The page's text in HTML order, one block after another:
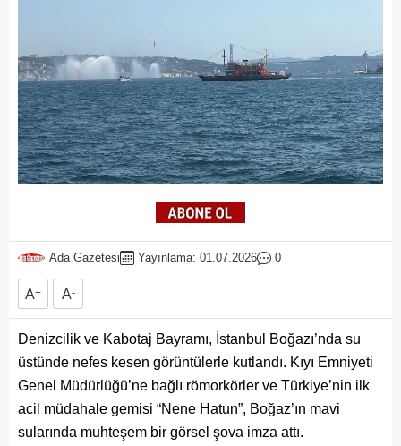
Ada Gazetesi Yayınlama: 01.07.2026 0
A+ A-
Denizcilik ve Kabotaj Bayramı, İstanbul Boğazı’nda su
üstünde nefes kesen görüntülerle kutlandı. Kıyı Emniyeti
Genel Müdürlüğü’ne bağlı römorkörler ve Türkiye’nin ilk
acil müdahale gemisi “Nene Hatun”, Boğaz’ın mavi
sularında muhteşem bir görsel şova imza attı.